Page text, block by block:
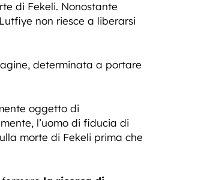
di Fekeli. Nonostante
non riesce a liberarsi
determinata a portare
oggetto di
l’uomo di fiducia di
morte di Fekeli prima che